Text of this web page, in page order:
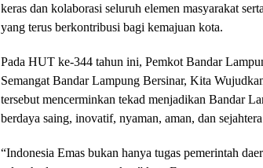
keras dan kolaborasi seluruh elemen masyarakat
yang terus berkontribusi bagi kemajuan kota.
Pada HUT ke-344 tahun ini, Pemkot Bandar
Semangat Bandar Lampung Bersinar, Kita
tersebut mencerminkan tekad menjadikan Bandar
berdaya saing, inovatif, nyaman, aman, dan
“Indonesia Emas bukan hanya tugas pemerintah